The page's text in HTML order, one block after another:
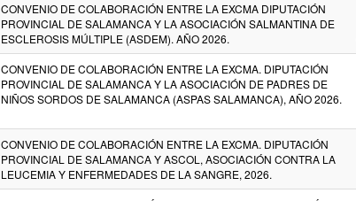
CONVENIO DE COLABORACIÓN ENTRE LA EXCMA DIPUTACIÓN
PROVINCIAL DE SALAMANCA Y LA ASOCIACIÓN SALMANTINA DE
ESCLEROSIS MÚLTIPLE (ASDEM). AÑO 2026.
CONVENIO DE COLABORACIÓN ENTRE LA EXCMA. DIPUTACIÓN
PROVINCIAL DE SALAMANCA Y LA ASOCIACIÓN DE PADRES DE
NIÑOS SORDOS DE SALAMANCA (ASPAS SALAMANCA), AÑO 2026.
CONVENIO DE COLABORACIÓN ENTRE LA EXCMA. DIPUTACIÓN
PROVINCIAL DE SALAMANCA Y ASCOL, ASOCIACIÓN CONTRA LA
LEUCEMIA Y ENFERMEDADES DE LA SANGRE, 2026.